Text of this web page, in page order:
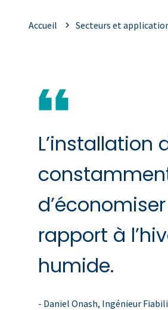
Accueil Secteurs et
L’installation
rapport à
humide.
- Daniel Onash, Ingénieur